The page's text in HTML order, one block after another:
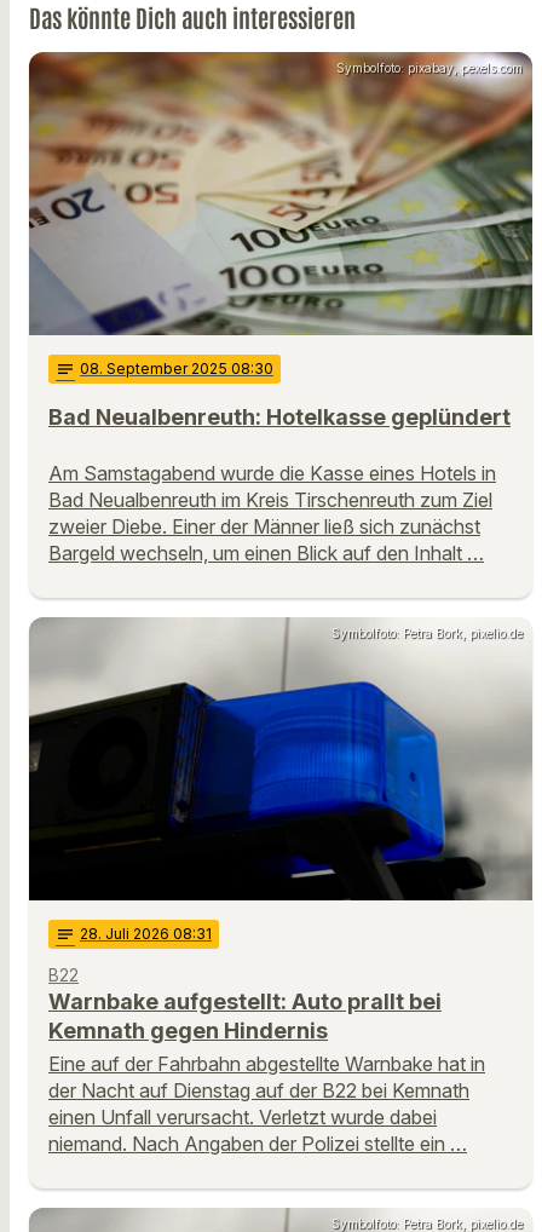
Das könnte Dich auch interessieren
Symbolfoto: pixabay, pexels.com
notes 08. September 2025 08:30
Bad Neualbenreuth: Hotelkasse geplündert
Am Samstagabend wurde die Kasse eines Hotels in
Bad Neualbenreuth im Kreis Tirschenreuth zum Ziel
zweier Diebe. Einer der Männer ließ sich zunächst
Bargeld wechseln, um einen Blick auf den Inhalt …
Symbolfoto: Petra Bork, pixelio.de
notes 28. Juli 2026 08:31
B22
Warnbake aufgestellt: Auto prallt bei
Kemnath gegen Hindernis
Eine auf der Fahrbahn abgestellte Warnbake hat in
der Nacht auf Dienstag auf der B22 bei Kemnath
einen Unfall verursacht. Verletzt wurde dabei
niemand. Nach Angaben der Polizei stellte ein …
Symbolfoto: Petra Bork, pixelio.de